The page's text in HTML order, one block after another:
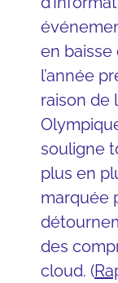
en baisse
l’année
raison de
souligne
plus en
marquée
des
cloud. (